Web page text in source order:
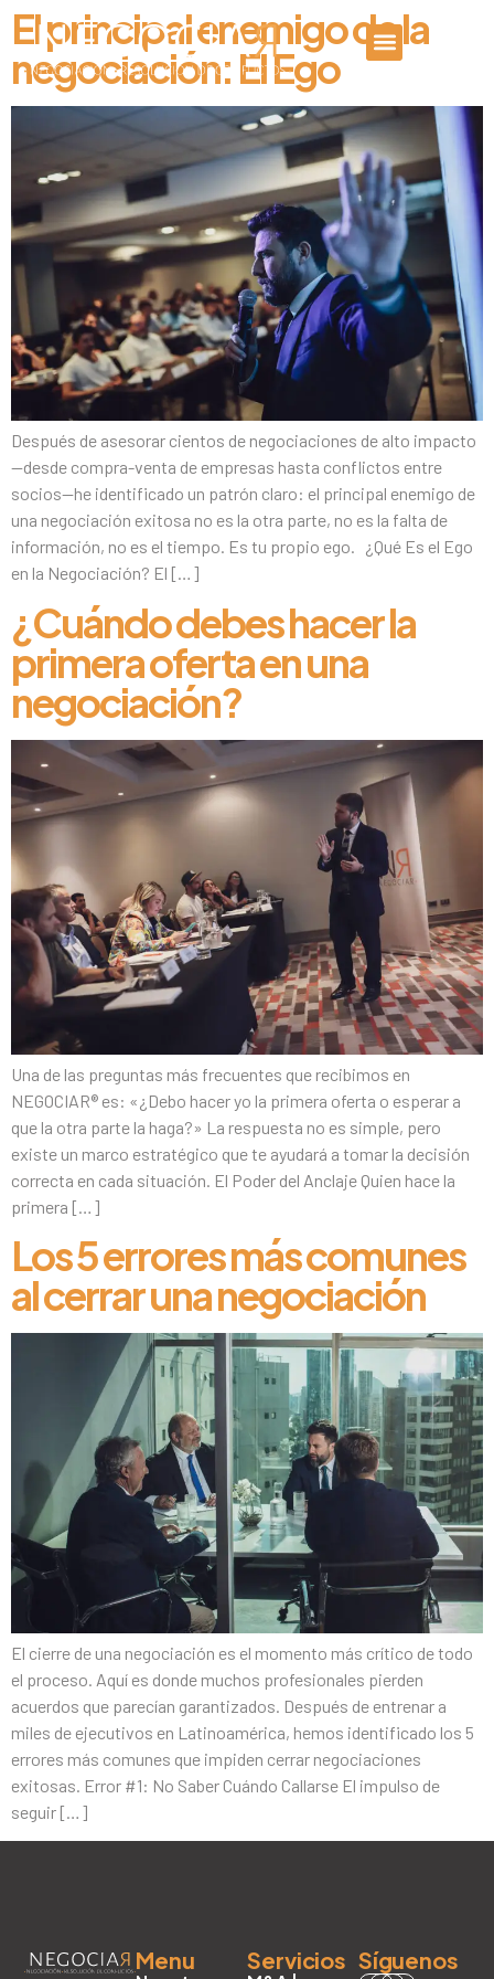
El principal enemigo de la
negociación: El Ego
Después de asesorar cientos de negociaciones de alto impacto
—desde compra-venta de empresas hasta conflictos entre
socios—he identificado un patrón claro: el principal enemigo de
una negociación exitosa no es la otra parte, no es la falta de
información, no es el tiempo. Es tu propio ego. ¿Qué Es el Ego
en la Negociación? El […]
¿Cuándo debes hacer la
primera oferta en una
negociación?
Una de las preguntas más frecuentes que recibimos en
NEGOCIAR® es: «¿Debo hacer yo la primera oferta o esperar a
que la otra parte la haga?» La respuesta no es simple, pero
existe un marco estratégico que te ayudará a tomar la decisión
correcta en cada situación. El Poder del Anclaje Quien hace la
primera […]
Los 5 errores más comunes
al cerrar una negociación
El cierre de una negociación es el momento más crítico de todo
el proceso. Aquí es donde muchos profesionales pierden
acuerdos que parecían garantizados. Después de entrenar a
miles de ejecutivos en Latinoamérica, hemos identificado los 5
errores más comunes que impiden cerrar negociaciones
exitosas. Error #1: No Saber Cuándo Callarse El impulso de
seguir […]
Menu Servicios Síguenos